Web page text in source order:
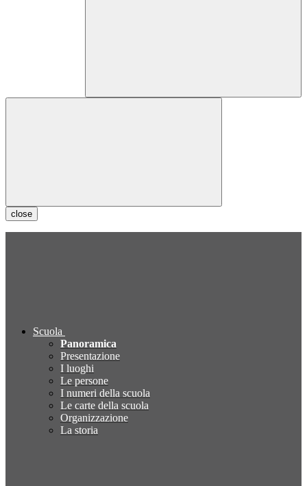
close
Scuola
Panoramica
Presentazione
I luoghi
Le persone
I numeri della scuola
Le carte della scuola
Organizzazione
La storia